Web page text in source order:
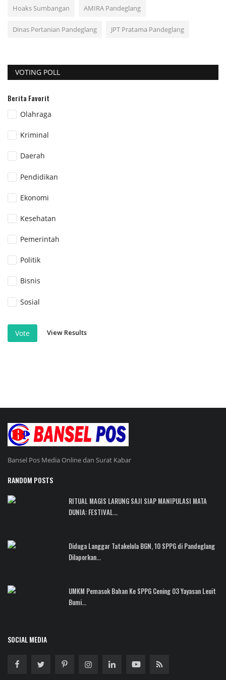
Hoaks Sumbangan AMIRA Pandeglang
Dinas Pertanian Pandeglang JPT Pratama Pandeglang
VOTING POLL
Berita Favorit
Olahraga
Kriminal
Daerah
Pendidikan
Ekonomi
Kesehatan
Pemerintah
Politik
Bisnis
Sosial
Vote View Results
Bansel Pos Media Online dan Surat Kabar
RANDOM POSTS
RITUAL MAGIS LARUNG SAJI SIAP MANIPULASI MATA
DUNIA: FESTIVAL...
Diduga Langgar Tatakelola BGN, 10 SPPG di Pandeglang
Dilaporkan...
UMKM Pemasok Bahan Ke SPPG Cening 03 Yayasan Leuit
Bumi...
SOCIAL MEDIA